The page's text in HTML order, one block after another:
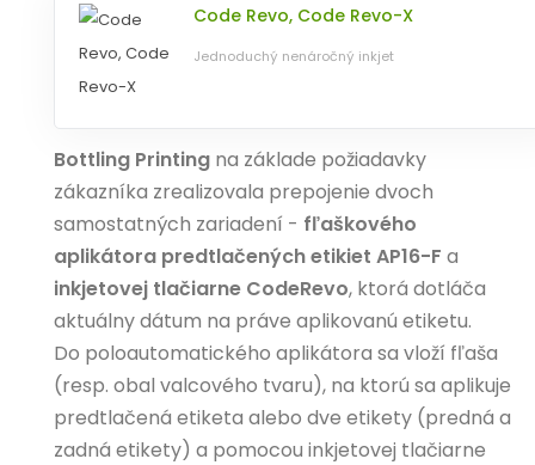
Code Revo, Code Revo-X
Jednoduchý nenáročný inkjet
Bottling Printing na základe požiadavky
zákazníka zrealizovala prepojenie dvoch
samostatných zariadení - fľaškového
aplikátora predtlačených etikiet AP16-F a
inkjetovej tlačiarne CodeRevo, ktorá dotláča
aktuálny dátum na práve aplikovanú etiketu.
Do poloautomatického aplikátora sa vloží fľaša
(resp. obal valcového tvaru), na ktorú sa aplikuje
predtlačená etiketa alebo dve etikety (predná a
zadná etikety) a pomocou inkjetovej tlačiarne